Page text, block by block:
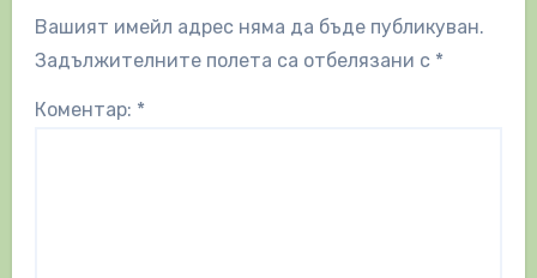
Вашият имейл адрес няма да бъде публикуван.
Задължителните полета са отбелязани с *
Коментар: *